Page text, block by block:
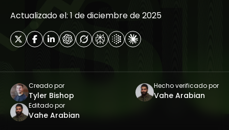
Actualizado el: 1 de diciembre de 2025
Creado por
Tyler Bishop
Hecho verificado por
Vahe Arabian
Editado por
Vahe Arabian